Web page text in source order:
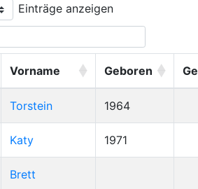
Einträge anzeigen
Vorname Geboren
Torstein 1964
Katy 1971
Brett